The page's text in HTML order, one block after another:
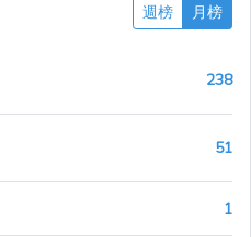
週榜 月榜
238
51
1